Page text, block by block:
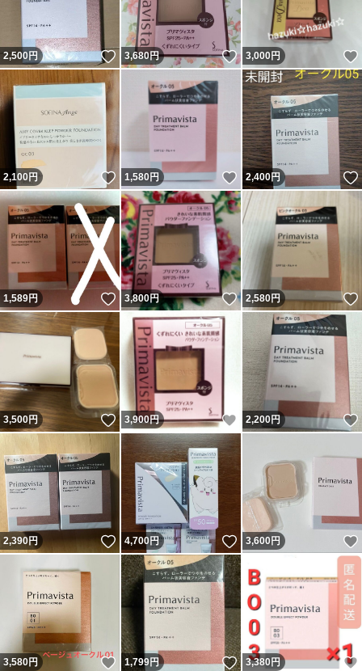
2,500円 いいね！
3,680円 いいね！
3,000円
2,100円 いいね！
1,580円 いいね！
2,400円
1,589円 いいね！
3,800円 いいね！
2,580円
3,500円 いいね！
3,900円 いいね！
2,200円
2,390円 いいね！
4,700円 いいね！
3,600円
3,580円 いいね！
1,799円 いいね！
3,380円